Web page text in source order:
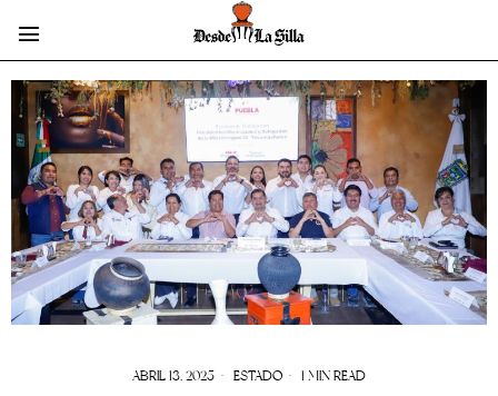
ABRIL 13, 2025 ESTADO 1 MIN READ